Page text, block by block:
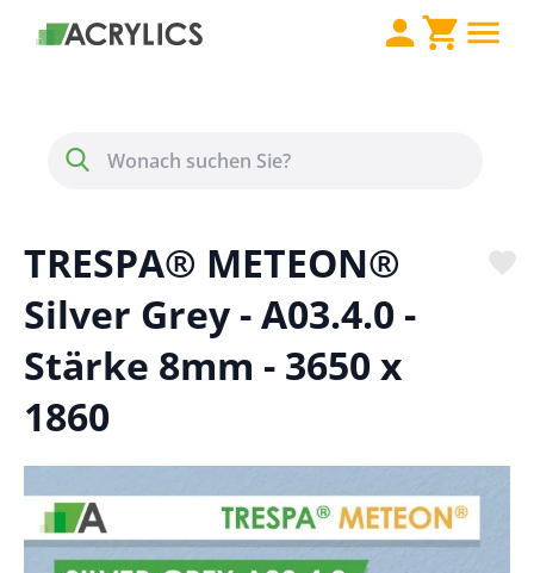
Menü
TRESPA® METEON®
Silver Grey - A03.4.0 -
Stärke 8mm - 3650 x
1860